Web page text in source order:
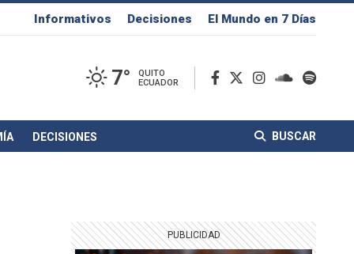
Informativos Decisiones El Mundo en 7 Días
7°
QUITO
ECUADOR
DECISIONES BUSCAR